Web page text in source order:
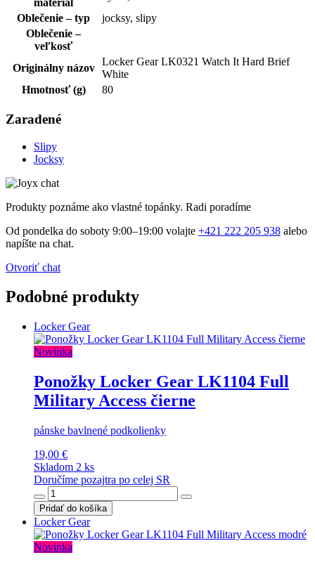
materiál
Oblečenie – typ
jocksy, slipy
Oblečenie –
veľkosť
Originálny názov
Locker Gear LK0321 Watch It Hard Brief
White
Hmotnosť (g)
80
Zaradené
Slipy
Jocksy
Produkty poznáme ako vlastné topánky. Radi poradíme
Od pondelka do soboty 9:00–19:00 volajte +421 222 205 938 alebo
napíšte na chat.
Otvoriť chat
Podobné produkty
Locker Gear
Novinka
Ponožky Locker Gear LK1104 Full
Military Access čierne
pánske bavlnené podkolienky
19,00 €
Skladom 2 ks
Doručíme pozajtra po celej SR
Pridať do košíka
Locker Gear
Novinka